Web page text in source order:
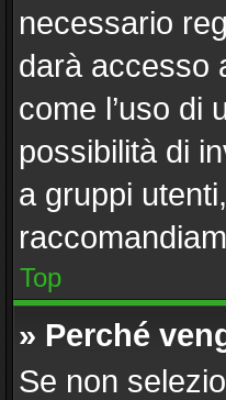
necessario
darà accesso
come l’uso di
possibilità di
a gruppi
Top
» Perché
Se non